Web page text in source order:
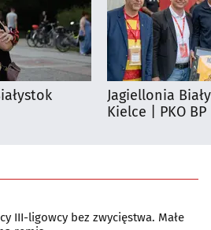
Jagiellonia
Kielce | PKO
III-ligowcy bez zwycięstwa. Małe